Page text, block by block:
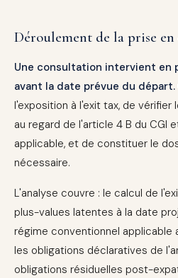
Déroulement de la prise en
Une consultation intervient en
avant la date prévue du départ.
l'exposition à l'exit tax, de
au regard de l'article 4 B du CGI
applicable, et de constituer le
nécessaire.
L'analyse couvre : le calcul de
plus-values latentes à la date
régime conventionnel applicable
les obligations déclaratives de
obligations résiduelles post-